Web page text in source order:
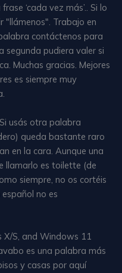
‘cada vez más’.. Si lo
"llámenos". Trabajo en
contáctenos para
segunda pudiera valer si
Muchas gracias. Mejores
es siempre muy
usás otra palabra
queda bastante raro
en la cara. Aunque una
llamarlo es toilette (de
siempre, no os cortéis
no es
X/S, and Windows 11
es una palabra más
y casas por aquí